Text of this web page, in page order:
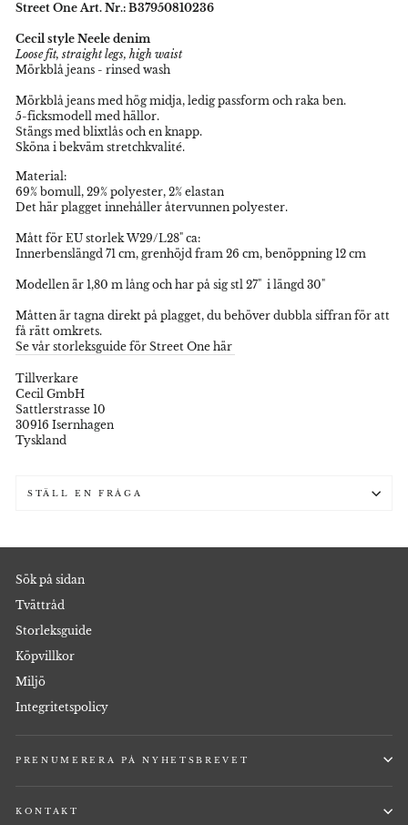
Street One Art. Nr.: B37950810236
Cecil style Neele denim
Loose fit, straight legs, high waist
Mörkblå jeans - rinsed wash
Mörkblå jeans med hög midja, ledig passform och raka ben.
5-ficksmodell med hällor.
Stängs med blixtlås och en knapp.
Sköna i bekväm stretchkvalité.
Material:
69% bomull, 29% polyester, 2% elastan
Det här plagget innehåller återvunnen polyester.
Mått för EU storlek W29/L28" ca:
Innerbenslängd 71 cm, grenhöjd fram 26 cm, benöppning 12 cm
Modellen är 1,80 m lång och har på sig stl 27" i längd 30"
Måtten är tagna direkt på plagget, du behöver dubbla siffran för att
få rätt omkrets.
Se vår storleksguide för Street One här
Tillverkare
Cecil GmbH
Sattlerstrasse 10
30916 Isernhagen
Tyskland
STÄLL EN FRÅGA
Sök på sidan
Tvättråd
Storleksguide
Köpvillkor
Miljö
Integritetspolicy
PRENUMERERA PÅ NYHETSBREVET
KONTAKT